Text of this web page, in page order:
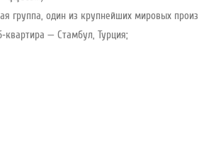
группа, один из крупнейших мировых
— Стамбул, Турция;